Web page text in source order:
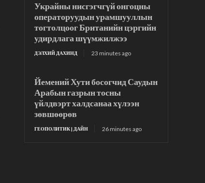
Украйны нисгэгчгүй онгоцны
операторуудын урамшууллын
тогтолцоог Британийн цэргийн
удирдлага шүүмжилжээ
ДЭЛХИЙ ДАХИНД 23 minutes ago
Йемений Хути босогчид Саудын
Арабын газрын тосны
үйлдвэрт халдсанаа хүлээн
зөвшөөрөв
ГЕОПОЛИТИК | ДАЙН 26 minutes ago